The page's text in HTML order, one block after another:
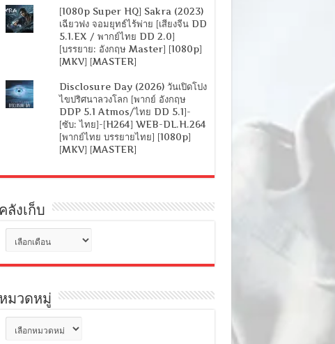
[1080p Super HQ] Sakra (2023)
เฉียวฟง จอมยุทธ์ไร้พ่าย [เสียงจีน DD
5.1.EX / พากย์ไทย DD 2.0]
[บรรยาย: อังกฤษ Master] [1080p]
[MKV] [MASTER]
Disclosure Day (2026) วันเปิดโปง
ไขปริศนาลวงโลก [พากย์ อังกฤษ
DDP 5.1 Atmos/ไทย DD 5.1]-
[ซับ: ไทย]-[H264] WEB-DL.H.264
[พากย์ไทย บรรยายไทย] [1080p]
[MKV] [MASTER]
คลังเก็บ
เก็บ
หมวดหมู่
หมู่